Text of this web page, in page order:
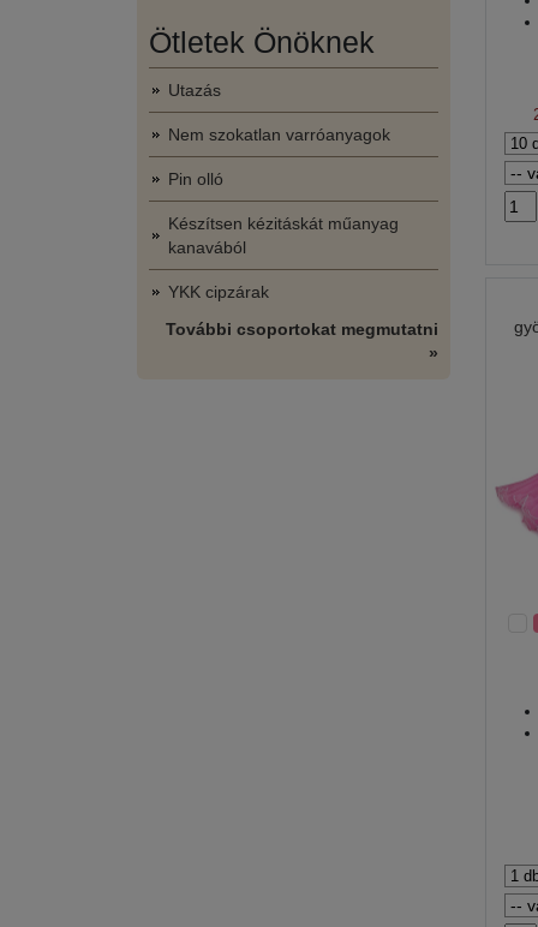
Ötletek Önöknek
Utazás
Nem szokatlan varróanyagok
Pin olló
Készítsen kézitáskát műanyag
kanavából
YKK cipzárak
További csoportokat megmutatni
»